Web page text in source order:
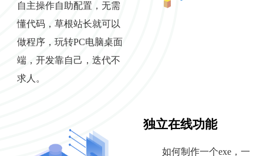
自主操作自助配置，无需
懂代码，草根站长就可以
做程序，玩转PC电脑桌面
端，开发靠自己，迭代不
求人。
独立在线功能
如何制作一个exe，一